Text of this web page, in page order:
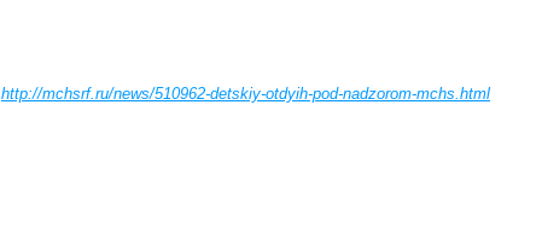
http://mchsrf.ru/news/510962-detskiy-otdyih-pod-nadzorom-mchs.html